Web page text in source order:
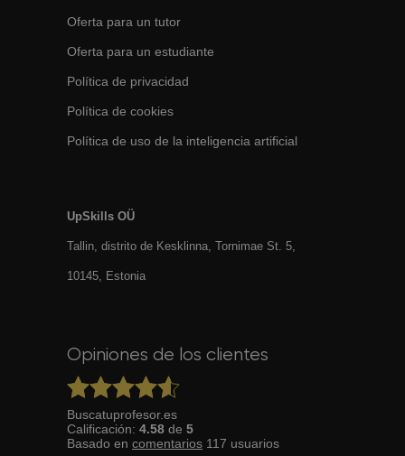
Oferta para un tutor
Oferta para un estudiante
Política de privacidad
Política de cookies
Política de uso de la inteligencia artificial
UpSkills OÜ
Tallin, distrito de Kesklinna, Tornimаe St. 5,
10145, Estonia
Opiniones de los clientes
Buscatuprofesor.es
Calificación: 4.58 de 5
Basado en comentarios 117 usuarios